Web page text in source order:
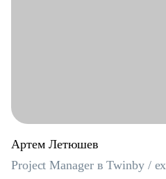
Артем Летюшев
Project Manager в Twinby /